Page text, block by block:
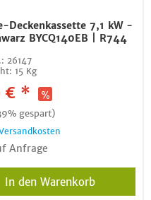
Deckenkassette 7,1 kW -
BYCQ140EB | R744
26147
15 Kg
€ *
gespart)
Anfrage
In den Warenkorb